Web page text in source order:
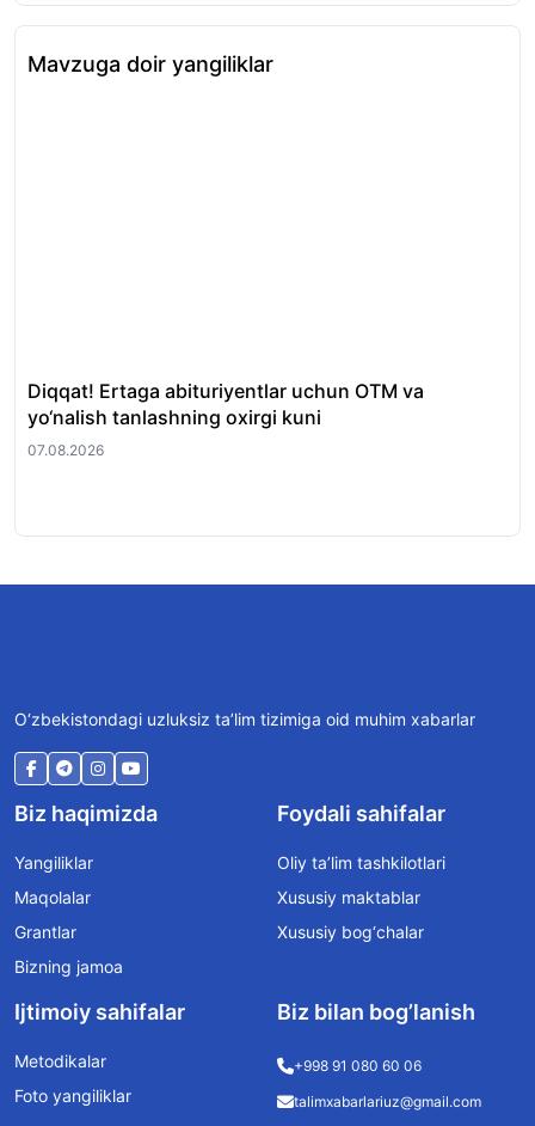
Mavzuga doir yangiliklar
Diqqat! Ertaga abituriyentlar uchun OTM va
yo‘nalish tanlashning oxirgi kuni
07.08.2026
O‘zbekistondagi uzluksiz ta’lim tizimiga oid muhim xabarlar
Biz haqimizda
Yangiliklar
Maqolalar
Grantlar
Bizning jamoa
Foydali sahifalar
Oliy ta’lim tashkilotlari
Xususiy maktablar
Xususiy bog‘chalar
Ijtimoiy sahifalar
Metodikalar
Foto yangiliklar
Biz bilan bog’lanish
+998 91 080 60 06
talimxabarlariuz@gmail.com